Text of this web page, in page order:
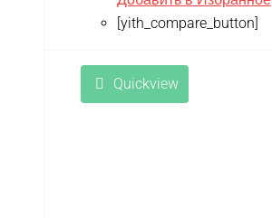
[yith_compare_button]
Quickview